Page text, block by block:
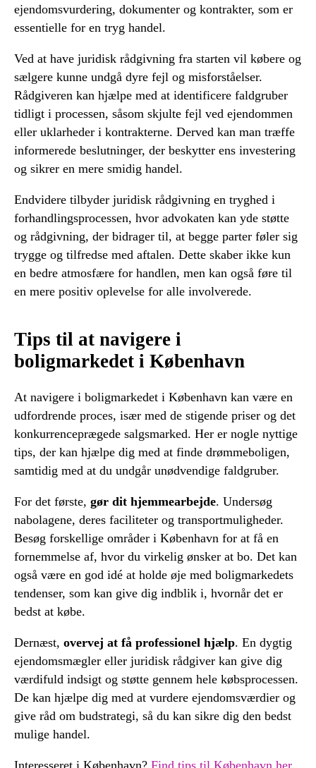
ejendomsvurdering, dokumenter og kontrakter, som er
essentielle for en tryg handel.
Ved at have juridisk rådgivning fra starten vil købere og
sælgere kunne undgå dyre fejl og misforståelser.
Rådgiveren kan hjælpe med at identificere faldgruber
tidligt i processen, såsom skjulte fejl ved ejendommen
eller uklarheder i kontrakterne. Derved kan man træffe
informerede beslutninger, der beskytter ens investering
og sikrer en mere smidig handel.
Endvidere tilbyder juridisk rådgivning en tryghed i
forhandlingsprocessen, hvor advokaten kan yde støtte
og rådgivning, der bidrager til, at begge parter føler sig
trygge og tilfredse med aftalen. Dette skaber ikke kun
en bedre atmosfære for handlen, men kan også føre til
en mere positiv oplevelse for alle involverede.
Tips til at navigere i
boligmarkedet i København
At navigere i boligmarkedet i København kan være en
udfordrende proces, især med de stigende priser og det
konkurrenceprægede salgsmarked. Her er nogle nyttige
tips, der kan hjælpe dig med at finde drømmeboligen,
samtidig med at du undgår unødvendige faldgruber.
For det første, gør dit hjemmearbejde. Undersøg
nabolagene, deres faciliteter og transportmuligheder.
Besøg forskellige områder i København for at få en
fornemmelse af, hvor du virkelig ønsker at bo. Det kan
også være en god idé at holde øje med boligmarkedets
tendenser, som kan give dig indblik i, hvornår det er
bedst at købe.
Dernæst, overvej at få professionel hjælp. En dygtig
ejendomsmægler eller juridisk rådgiver kan give dig
værdifuld indsigt og støtte gennem hele købsprocessen.
De kan hjælpe dig med at vurdere ejendomsværdier og
give råd om budstrategi, så du kan sikre dig den bedst
mulige handel.